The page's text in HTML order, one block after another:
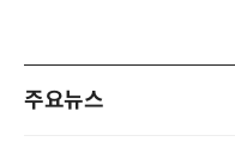
주요뉴스